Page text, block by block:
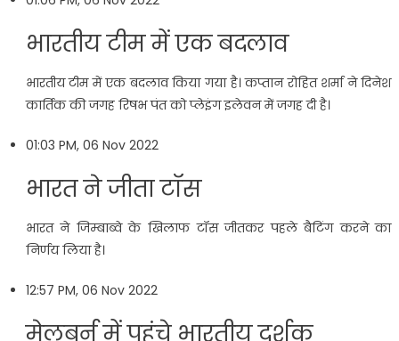
भारतीय टीम में एक बदलाव
भारतीय टीम में एक बदलाव किया गया है। कप्तान रोहित शर्मा ने दिनेश
कार्तिक की जगह रिषभ पंत को प्लेइंग इलेवन में जगह दी है।
01:03 PM, 06 Nov 2022
भारत ने जीता टॉस
भारत ने जिम्बाब्वे के खिलाफ टॉस जीतकर पहले बैटिंग करने का
निर्णय लिया है।
12:57 PM, 06 Nov 2022
मेलबर्न में पहुंचे भारतीय दर्शक